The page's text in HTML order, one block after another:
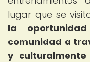
lugar que se
la
comunidad a
y culturalmente